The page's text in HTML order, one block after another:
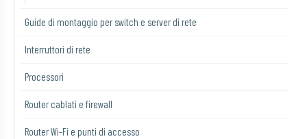
Guide di montaggio per switch e server di rete
Interruttori di rete
Processori
Router cablati e firewall
Router Wi-Fi e punti di accesso